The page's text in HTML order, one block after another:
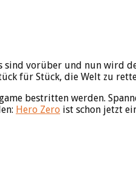
vorüber und nun wird
für Stück, die Welt zu
bestritten werden.
Hero Zero ist schon jetzt